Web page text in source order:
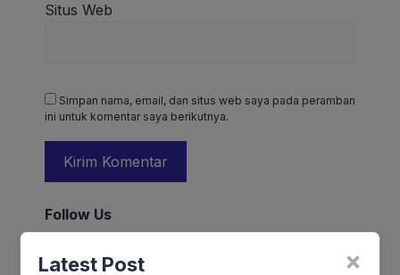
Situs Web
Simpan nama, email, dan situs web saya pada peramban
ini untuk komentar saya berikutnya.
Follow Us
×
Latest Post